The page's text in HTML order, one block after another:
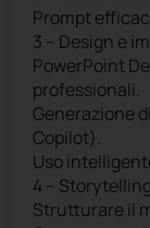
Prompt
3 – Design e
PowerPoint
professionali.
Generazione
Copilot).
Uso
4 –
Strutturare il